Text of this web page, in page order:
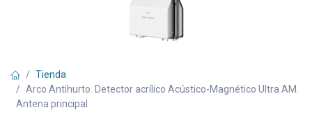
Tienda
Arco Antihurto. Detector acrílico Acústico-Magnético Ultra AM.
Antena principal